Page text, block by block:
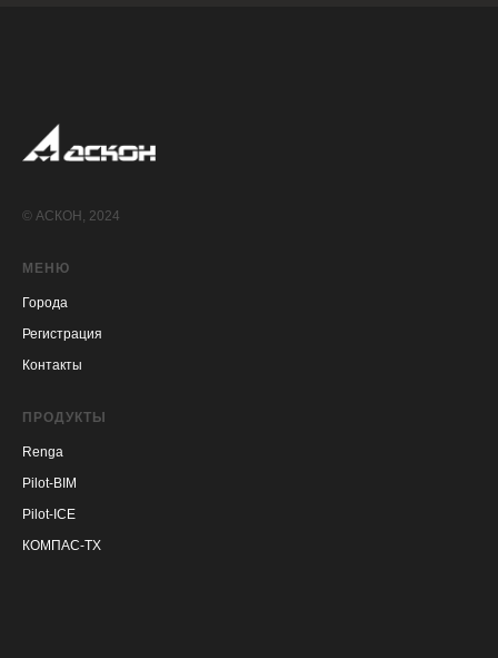
© АСКОН, 2024
МЕНЮ
Города
Регистрация
Контакты
ПРОДУКТЫ
Renga
Pilot-BIM
Pilot-ICE
КОМПАС-ТХ